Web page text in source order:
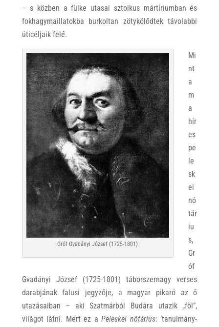
– s közben a fülke utasai sztoikus mártíriumban és
fokhagymaillatokba burkoltan zötykölődtek távolabbi
úticéljaik felé.
Gróf Gvadányi József (1725-1801)
Mi
nt
a
m
a
hír
es
pe
le
sk
ei
nó
tár
iu
s,
Gr
óf
Gvadányi József (1725-1801) táborszernagy verses
darabjának falusi jegyzője, a magyar pikaró az ő
utazásaiban – aki Szatmárból Budára utazik „föl”,
világot látni. Mert ez aPeleskei nótárius: ’tanulmány-